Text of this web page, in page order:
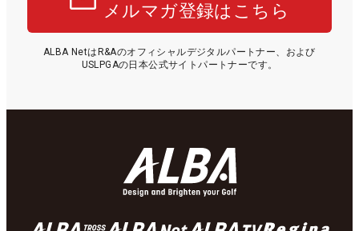
メルマガ登録はこちら
ALBA NetはR&Aのオフィシャルデジタルパートナー、および
USLPGAの日本公式サイトパートナーです。